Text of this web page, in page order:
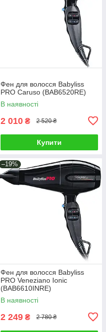
Фен для волосся Babyliss
PRO Caruso (BAB6520RE)
В наявності
2 010 ₴ 2 520 ₴
Купити
–19%
Фен для волосся Babyliss
PRO Veneziano Ionic
(BAB6610INRE)
В наявності
2 249 ₴ 2 780 ₴